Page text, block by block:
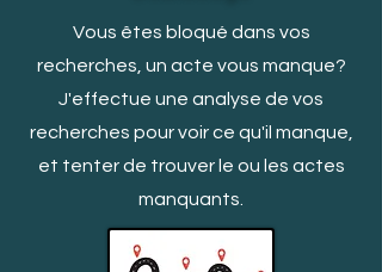
Vous êtes bloqué dans vos
recherches, un acte vous manque?
J'effectue une analyse de vos
recherches pour voir ce qu'il manque,
et tenter de trouver le ou les actes
manquants.